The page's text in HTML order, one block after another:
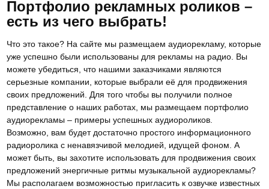
Портфолио рекламных роликов –
есть из чего выбрать!
Что это такое? На сайте мы размещаем аудиорекламу, которые
уже успешно были использованы для рекламы на радио. Вы
можете убедиться, что нашими заказчиками являются
серьезные компании, которые выбрали её для продвижения
своих предложений. Для того чтобы вы получили полное
представление о наших работах, мы размещаем портфолио
аудиорекламы – примеры успешных аудиороликов.
Возможно, вам будет достаточно простого информационного
радиоролика с ненавязчивой мелодией, идущей фоном. А
может быть, вы захотите использовать для продвижения своих
предложений энергичные ритмы музыкальной аудиорекламы?
Мы располагаем возможностью пригласить к озвучке известных